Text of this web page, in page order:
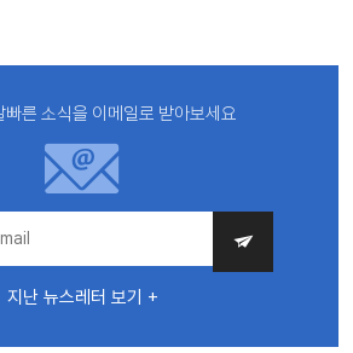
른 소식을 이메일로 받아보세요
지난 뉴스레터 보기 +